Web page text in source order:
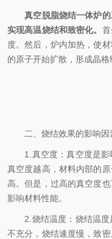
真空脱脂烧结一体炉
实现高温烧结和致密化。
度。然后，炉内加热，使
的原子开始扩散，形成晶格
二、烧结效果的影响因
1.真空度：真空度是影
真空度越高，材料内部的
高。但是，过高的真空度
影响材料性能。
2.烧结温度：烧结温度
不充分，烧结速度慢，致